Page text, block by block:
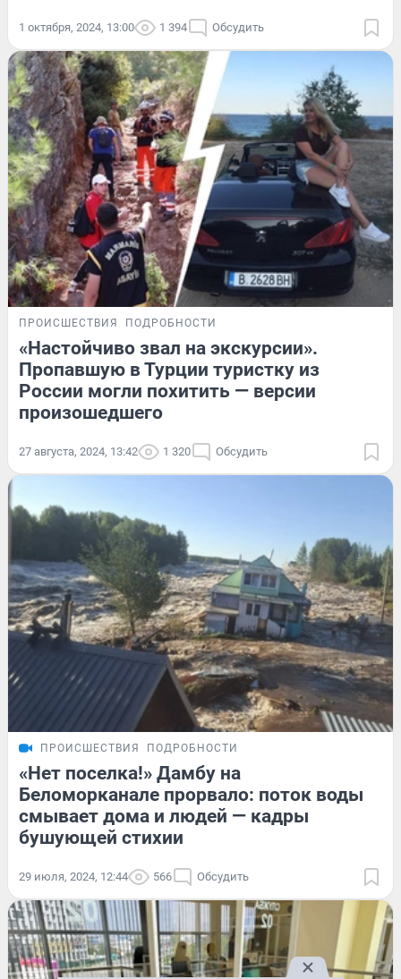
1 октября, 2024, 13:00 1 394 Обсудить
ПРОИСШЕСТВИЯ ПОДРОБНОСТИ
«Настойчиво звал на экскурсии».
Пропавшую в Турции туристку из
России могли похитить — версии
произошедшего
27 августа, 2024, 13:42 1 320 Обсудить
ПРОИСШЕСТВИЯ ПОДРОБНОСТИ
«Нет поселка!» Дамбу на
Беломорканале прорвало: поток воды
смывает дома и людей — кадры
бушующей стихии
29 июля, 2024, 12:44 566 Обсудить